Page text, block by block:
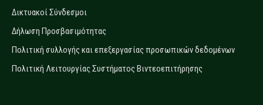
Δικτυακοί Σύνδεσμοι
Δήλωση Προσβασιμότητας
Πολιτική συλλογής και επεξεργασίας προσωπικών δεδομένων
Πολιτική Λειτουργίας Συστήματος Βιντεοεπιτήρησης